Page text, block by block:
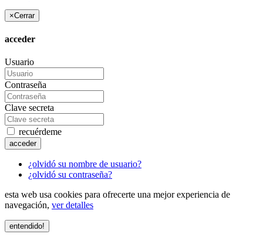
×Cerrar
acceder
Usuario
Contraseña
Clave secreta
recuérdeme
acceder
¿olvidó su nombre de usuario?
¿olvidó su contraseña?
esta web usa cookies para ofrecerte una mejor experiencia de
navegación, ver detalles
entendido!